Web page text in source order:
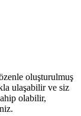
oluşturulmuş
ulaşabilir ve siz
olabilir,